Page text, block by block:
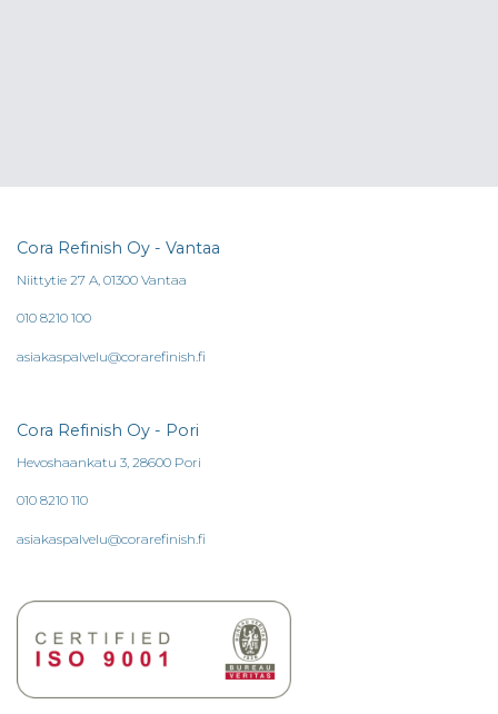
Cora Refinish Oy - Vantaa
Niittytie 27 A, 01300 Vantaa
010 8210 100
asiakaspalvelu@corarefinish.fi
Cora Refinish Oy - Pori
Hevoshaankatu 3, 28600 Pori
010 8210 110
asiakaspalvelu@corarefinish.fi